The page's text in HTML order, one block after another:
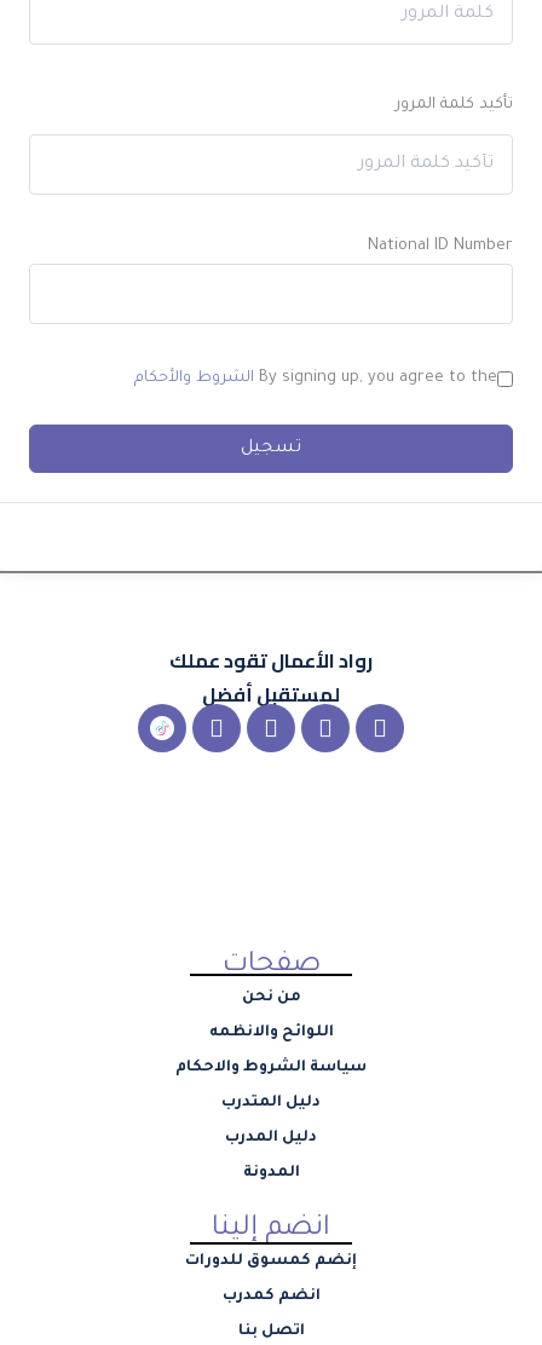
تأكيد كلمة المرور
National ID Number
By signing up, you agree to the الشروط والأحكام
تسجيل
رواد الأعمالتقود عملك
لمستقبل أفضل
Instagram
X-
Linkedin
Snapchat
شعار
صفحات
من نحن
اللوائح والانظمه
سياسة الشروط والاحكام
دليل المتدرب
دليل المدرب
المدونة
انضم إلينا
إنضم كمسوق للدورات
انضم كمدرب
اتصل بنا